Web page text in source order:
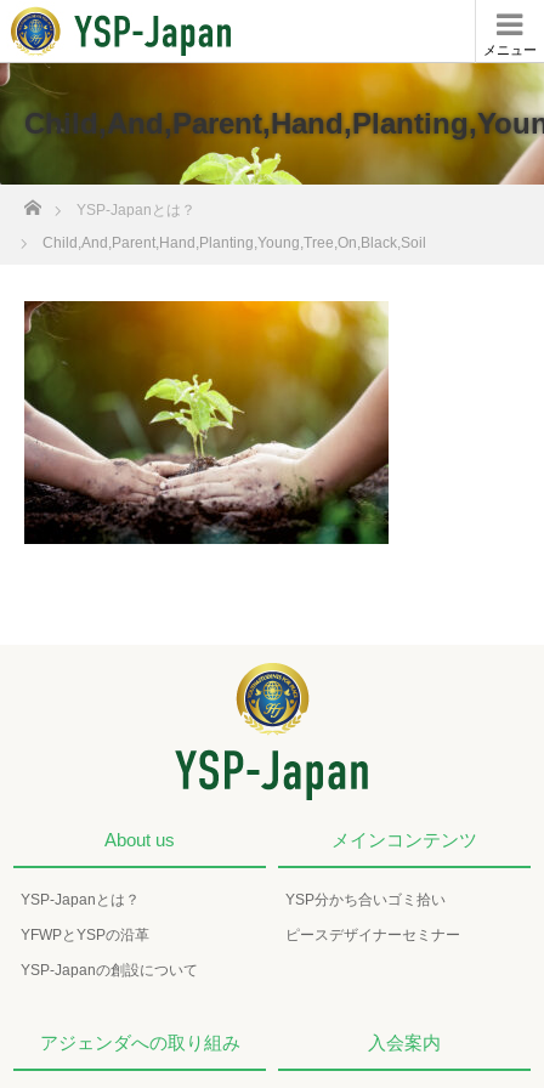
メニュー
ホーム
YSP-Japanとは？
Child,And,Parent,Hand,Planting,Young,Tree,On,Black,Soil
About us
YSP-Japanとは？
YFWPとYSPの沿革
YSP-Japanの創設について
メインコンテンツ
YSP分かち合いゴミ拾い
ピースデザイナーセミナー
アジェンダへの取り組み 入会案内